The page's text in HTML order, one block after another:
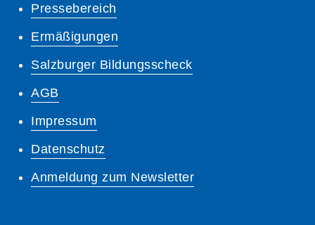
Pressebereich
Ermäßigungen
Salzburger Bildungsscheck
AGB
Impressum
Datenschutz
Anmeldung zum Newsletter